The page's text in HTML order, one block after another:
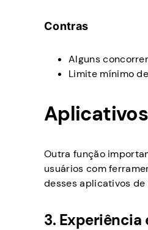
Contras
Alguns
Limite mínimo
Outra função
usuários com
desses aplicativos de
3.